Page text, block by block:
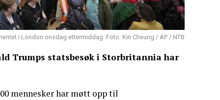
i London onsdag ettermiddag. Foto: Kin Cheung / AP / NTB
Trumps statsbesøk i Storbritannia har
mennesker har møtt opp til